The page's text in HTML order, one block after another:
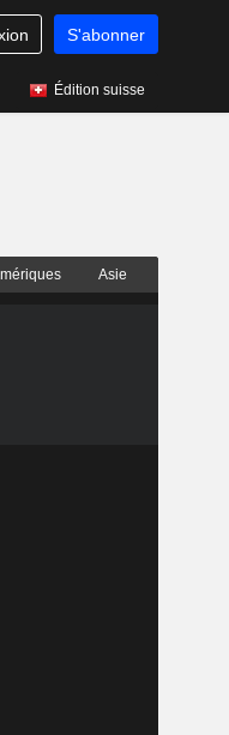
S'abonner
Édition suisse
Asie